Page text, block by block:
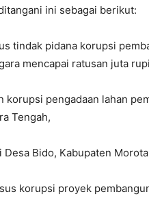
ini sebagai berikut:
tindak pidana korupsi
mencapai ratusan juta
korupsi pengadaan lahan
Tengah,
Desa Bido, Kabupaten
korupsi proyek